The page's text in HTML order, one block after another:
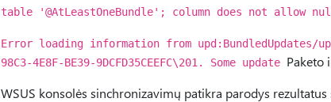
table '@AtLeastOneBundle'; column does not allow
Error loading information from upd:BundledUpdates/
98C3-4E8F-BE39-9DCFD35CEEFC\201. Some update Paketo
WSUS konsolės sinchronizavimų patikra parodys